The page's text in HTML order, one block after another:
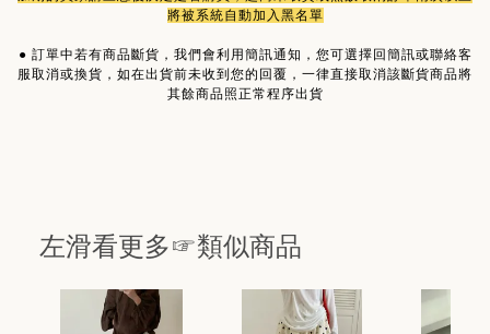
將被系統自動加入黑名單
● 訂單中若有商品斷貨，我們會利用簡訊通知，您可選擇回簡訊或聯絡客
服取消或換貨，如在出貨前未收到您的回覆，一律直接取消該斷貨商品將
其餘商品照正常程序出貨
左滑看更多☞類似商品